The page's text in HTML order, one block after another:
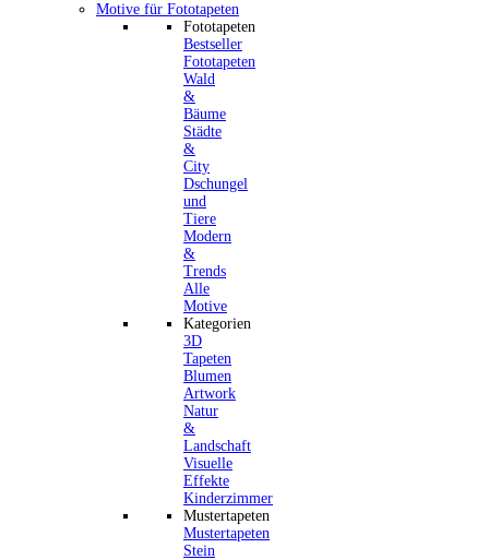
Motive für Fototapeten
Fototapeten
Bestseller
Fototapeten
Wald
&
Bäume
Städte
&
City
Dschungel
und
Tiere
Modern
&
Trends
Alle
Motive
Kategorien
3D
Tapeten
Blumen
Artwork
Natur
&
Landschaft
Visuelle
Effekte
Kinderzimmer
Mustertapeten
Mustertapeten
Stein